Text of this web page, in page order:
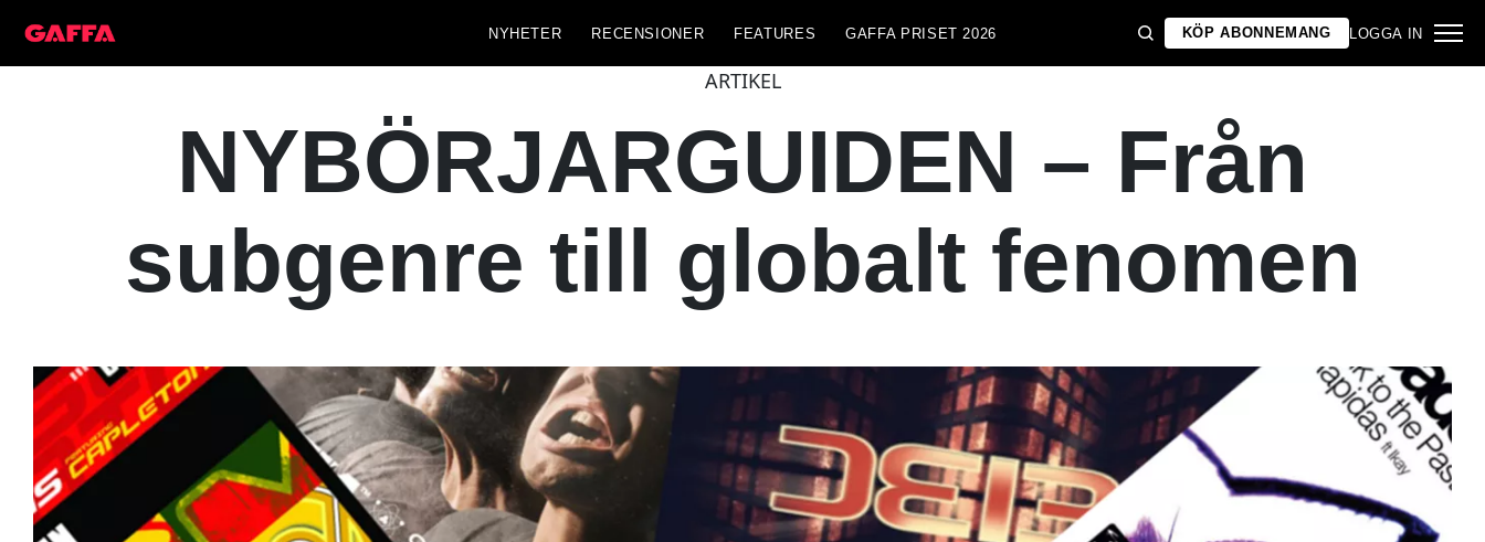
NYHETER RECENSIONER FEATURES GAFFA PRISET 2026 KÖP ABONNEMANG LOGGA IN
ARTIKEL
NYBÖRJARGUIDEN – Från
subgenre till globalt fenomen